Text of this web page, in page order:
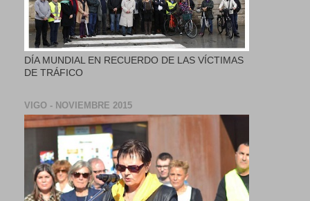
DÍA MUNDIAL EN RECUERDO DE LAS VÍCTIMAS
DE TRÁFICO
VIGO - NOVIEMBRE 2015